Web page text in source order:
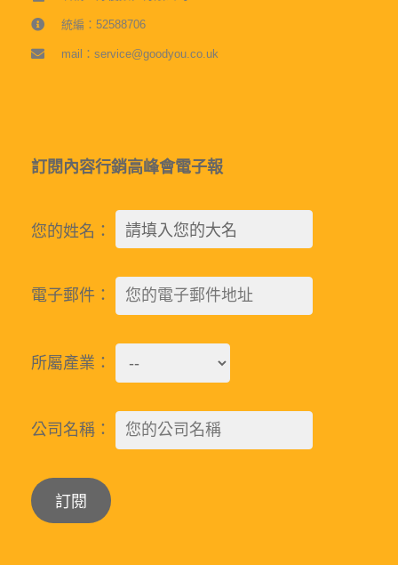
統編：52588706
mail：service@goodyou.co.uk
訂閱內容行銷高峰會電子報
您的姓名：
電子郵件：
所屬產業：
公司名稱：